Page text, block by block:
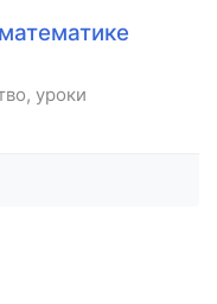
уроки